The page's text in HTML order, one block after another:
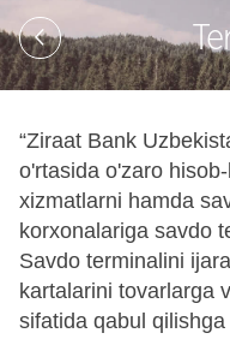
“Ziraat Bank
o'rtasida o'zaro
xizmatlarni hamda
korxonalariga savdo
Savdo terminalini
kartalarini tovarlarga
sifatida qabul